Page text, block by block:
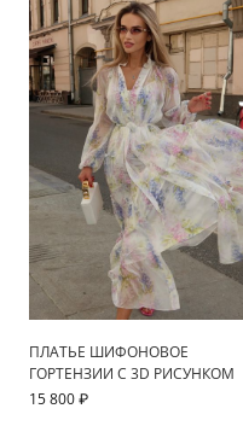
ПЛАТЬЕ ШИФОНОВОЕ
ГОРТЕНЗИИ С 3D РИСУНКОМ
15 800 ₽